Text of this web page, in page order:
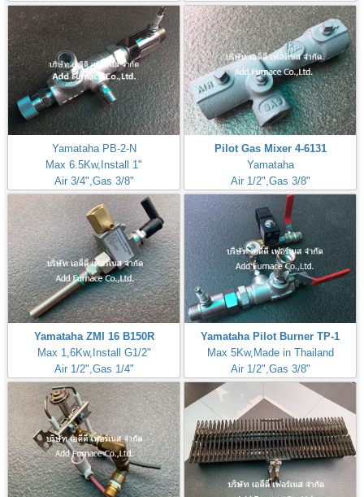
Inlet Gas Size 1/4"
Yamataha PB-2-N
Max 6.5Kw,Install 1"
Air 3/4",Gas 3/8"
Pilot Gas Mixer 4-6131
Yamataha
Air 1/2",Gas 3/8"
Yamataha ZMI 16 B150R
Max 1,6Kw,Install G1/2"
Air 1/2",Gas 1/4"
Yamataha Pilot Burner TP-1
Max 5Kw,Made in Thailand
Air 1/2",Gas 3/8"